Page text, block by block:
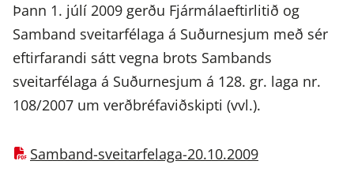
Þann 1. júlí 2009 gerðu Fjármálaeftirlitið og
Samband sveitarfélaga á Suðurnesjum með sér
eftirfarandi sátt vegna brots Sambands
sveitarfélaga á Suðurnesjum á 128. gr. laga nr.
108/2007 um verðbréfaviðskipti (vvl.).
Samband-sveitarfelaga-20.10.2009